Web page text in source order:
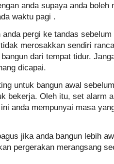
anda supaya anda boleh
waktu pagi .
pergi ke tandas
merosakkan sendiri
dari tempat tidur.
dicapai.
untuk bangun awal
bekerja. Oleh itu, set alarm
anda mempunyai masa
jika anda bangun lebih
pergerakan merangsang